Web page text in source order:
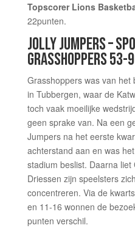
Topscorer Lions
22punten.
JOLLY JUMPERS –
GRASSHOPPERS 53-
Grasshoppers was van
in Tubbergen, waar de
toch vaak moeilijke
geen sprake van. Na een
Jumpers na het eerste
achterstand aan en was
stadium beslist. Daarna
Driessen zijn speelsters
concentreren. Via de
en 11-16 wonnen de
punten verschil.